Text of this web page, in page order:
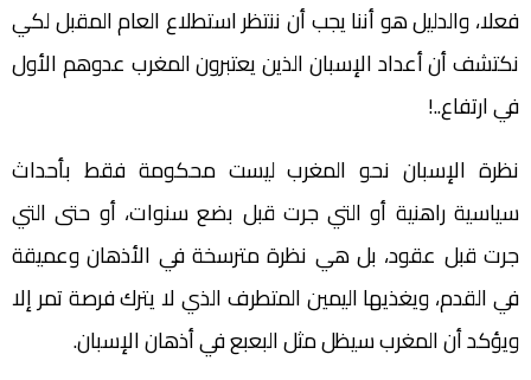
فعلا، والدليل هو أننا يجب أن ننتظر استطلاع العام المقبل لكي
نكتشف أن أعداد الإسبان الذين يعتبرون المغرب عدوهم الأول
في ارتفاع..!
نظرة الإسبان نحو المغرب ليست محكومة فقط بأحداث
سياسية راهنية أو التي جرت قبل بضع سنوات، أو حتى التي
جرت قبل عقود، بل هي نظرة مترسخة في الأذهان وعميقة
في القدم، ويغذيها اليمين المتطرف الذي لا يترك فرصة تمر إلا
ويؤكد أن المغرب سيظل مثل البعبع في أذهان الإسبان.